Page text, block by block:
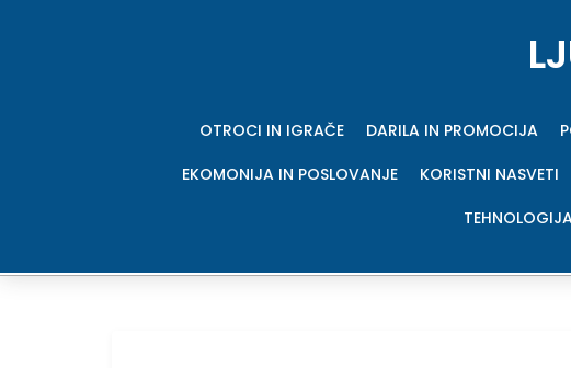
OTROCI IN IGRAČE DARILA IN PROMOCIJA
EKOMONIJA IN POSLOVANJE
KORISTNI NASVETI